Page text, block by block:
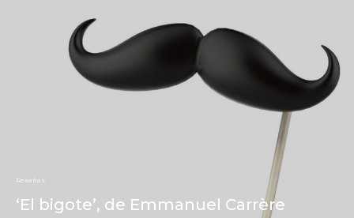
Reseñas
‘El bigote’, de Emmanuel Carrère